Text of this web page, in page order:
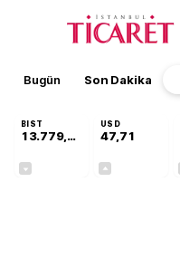
Bugün Son Dakika
BIST
13.779,39
USD
47,71